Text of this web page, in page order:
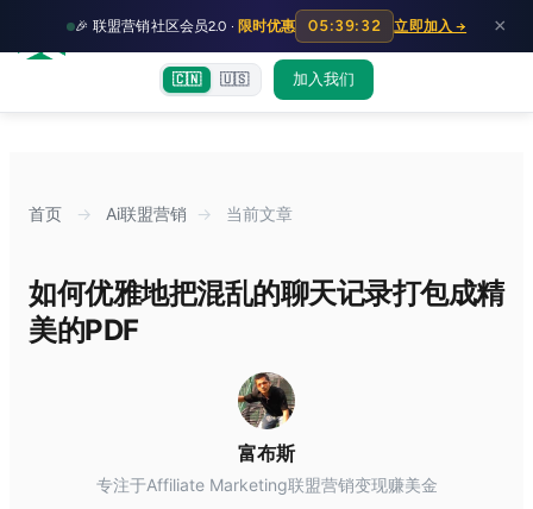
🎉 联盟营销社区会员2.0 · 限时优惠 05:39:31 立即加入 → ×
富裕者联盟 首页文章训练营
HOT
出海教程 认知偏差指南社群交流
🇨🇳 🇺🇸 加入我们
首页 → Ai联盟营销 → 当前文章
如何优雅地把混乱的聊天记录打包成精
美的PDF
富布斯
专注于Affiliate Marketing联盟营销变现赚美金